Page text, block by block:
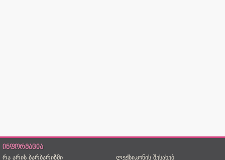
ინფორმაცია
რა არის ბარბარიზმი
ლექსიკონის შესახებ